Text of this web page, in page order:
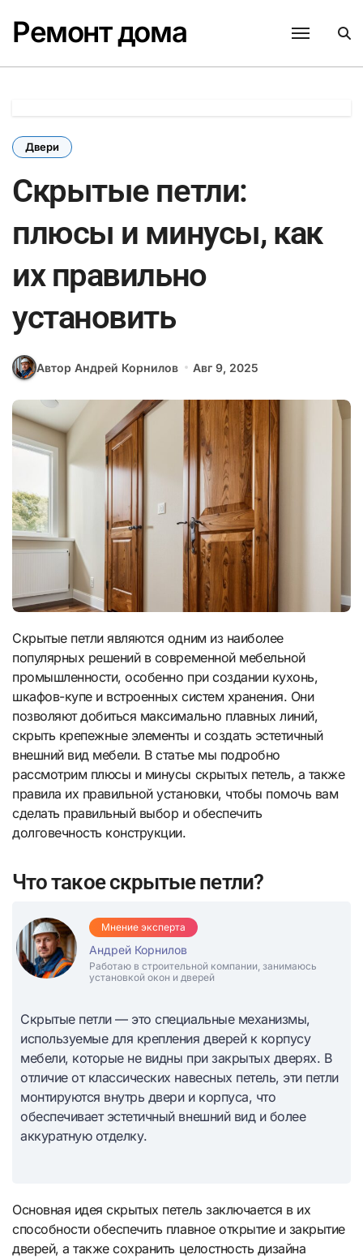
содержанию
Ремонт дома
Двери
Скрытые петли:
плюсы и минусы, как
их правильно
установить
Автор Андрей Корнилов Авг 9, 2025
Скрытые петли являются одним из наиболее
популярных решений в современной мебельной
промышленности, особенно при создании кухонь,
шкафов-купе и встроенных систем хранения. Они
позволяют добиться максимально плавных линий,
скрыть крепежные элементы и создать эстетичный
внешний вид мебели. В статье мы подробно
рассмотрим плюсы и минусы скрытых петель, а также
правила их правильной установки, чтобы помочь вам
сделать правильный выбор и обеспечить
долговечность конструкции.
Что такое скрытые петли?
Мнение эксперта
Андрей Корнилов
Работаю в строительной компании, занимаюсь
установкой окон и дверей
Скрытые петли — это специальные механизмы,
используемые для крепления дверей к корпусу
мебели, которые не видны при закрытых дверях. В
отличие от классических навесных петель, эти петли
монтируются внутрь двери и корпуса, что
обеспечивает эстетичный внешний вид и более
аккуратную отделку.
Основная идея скрытых петель заключается в их
способности обеспечить плавное открытие и закрытие
дверей, а также сохранить целостность дизайна